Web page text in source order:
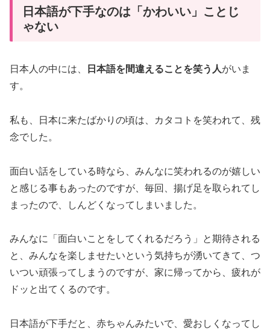
日本語が下手なのは「かわいい」ことじ
ゃない
日本人の中には、 日本語を間違えることを笑う人がいま
す。
私も、日本に来たばかりの頃は、カタコトを笑われて、残
念でした。
面白い話をしている時なら、みんなに笑われるのが嬉しい
と感じる事もあったのですが、毎回、揚げ足を取られてし
まったので、しんどくなってしまいました。
みんなに「面白いことをしてくれるだろう」と期待される
と、みんなを楽しませたいという気持ちが湧いてきて、つ
いつい頑張ってしまうのですが、家に帰ってから、疲れが
ドッと出てくるのです。
日本語が下手だと、赤ちゃんみたいで、愛おしくなってし